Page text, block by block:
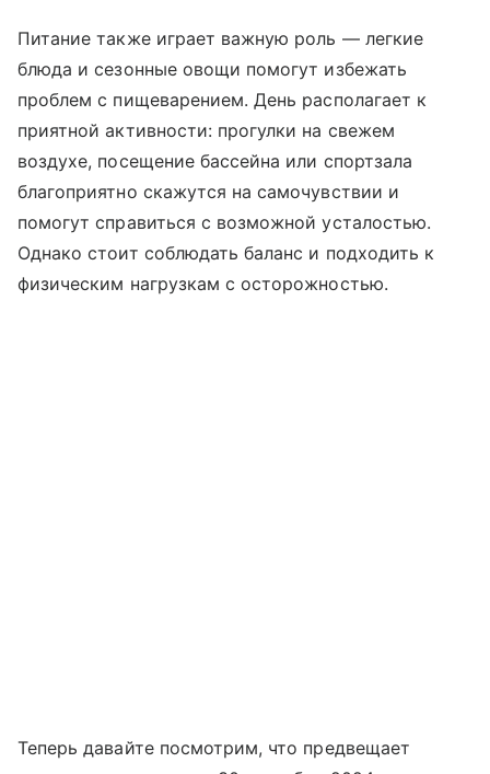
Питание также играет важную роль — легкие
блюда и сезонные овощи помогут избежать
проблем с пищеварением. День располагает к
приятной активности: прогулки на свежем
воздухе, посещение бассейна или спортзала
благоприятно скажутся на самочувствии и
помогут справиться с возможной усталостью.
Однако стоит соблюдать баланс и подходить к
физическим нагрузкам с осторожностью.
Теперь давайте посмотрим, что предвещает